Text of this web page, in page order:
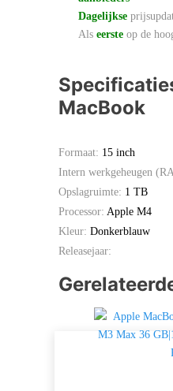
Dagelijkse
Als eerste op de
MacBook
Formaat: 15 inch
Intern werkgeheugen
Opslagruimte: 1 TB
Processor: Apple M4
Kleur: Donkerblauw
Releasejaar: